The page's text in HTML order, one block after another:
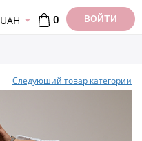
UAH 0 ВОЙТИ
Следуюший товар категории